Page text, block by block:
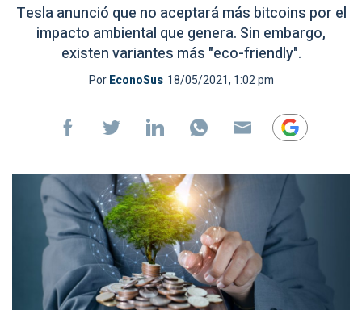
Tesla anunció que no aceptará más bitcoins por el
impacto ambiental que genera. Sin embargo,
existen variantes más "eco-friendly".
PorEconoSus 18/05/2021, 1:02 pm